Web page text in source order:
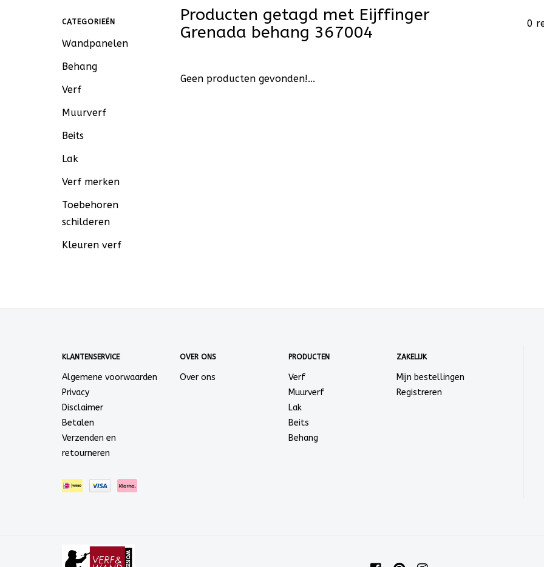
CATEGORIEËN
Wandpanelen
Behang
Verf
Muurverf
Beits
Lak
Verf merken
Toebehoren
schilderen
Kleuren verf
Producten getagd met Eijffinger
Grenada behang 367004
0
Geen producten gevonden!...
KLANTENSERVICE
Algemene voorwaarden
Privacy
Disclaimer
Betalen
Verzenden en
retourneren
OVER ONS
Over ons
PRODUCTEN
Verf
Muurverf
Lak
Beits
Behang
ZAKELIJK
Mijn bestellingen
Registreren